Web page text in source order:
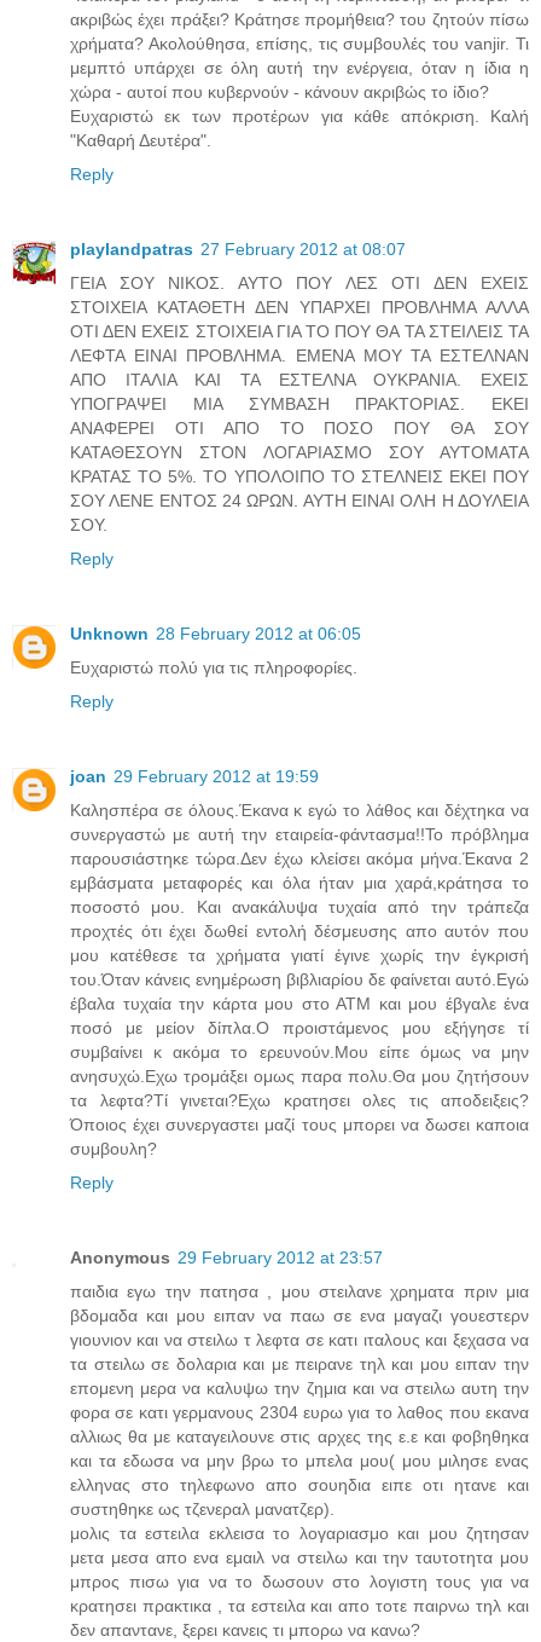
ακριβώς έχει πράξει? Κράτησε προμήθεια? του ζητούν πίσω
χρήματα? Ακολούθησα, επίσης, τις συμβουλές του vanjir. Τι
μεμπτό υπάρχει σε όλη αυτή την ενέργεια, όταν η ίδια η
χώρα - αυτοί που κυβερνούν - κάνουν ακριβώς το ίδιο?
Ευχαριστώ εκ των προτέρων για κάθε απόκριση. Καλή
"Καθαρή Δευτέρα".
Reply
playlandpatras 27 February 2012 at 08:07
ΓΕΙΑ ΣΟΥ ΝΙΚΟΣ. ΑΥΤΟ ΠΟΥ ΛΕΣ ΟΤΙ ΔΕΝ ΕΧΕΙΣ
ΣΤΟΙΧΕΙΑ ΚΑΤΑΘΕΤΗ ΔΕΝ ΥΠΑΡΧΕΙ ΠΡΟΒΛΗΜΑ ΑΛΛΑ
ΟΤΙ ΔΕΝ ΕΧΕΙΣ ΣΤΟΙΧΕΙΑ ΓΙΑ ΤΟ ΠΟΥ ΘΑ ΤΑ ΣΤΕΙΛΕΙΣ ΤΑ
ΛΕΦΤΑ ΕΙΝΑΙ ΠΡΟΒΛΗΜΑ. ΕΜΕΝΑ ΜΟΥ ΤΑ ΕΣΤΕΛΝΑΝ
ΑΠΟ ΙΤΑΛΙΑ ΚΑΙ ΤΑ ΕΣΤΕΛΝΑ ΟΥΚΡΑΝΙΑ. ΕΧΕΙΣ
ΥΠΟΓΡΑΨΕΙ ΜΙΑ ΣΥΜΒΑΣΗ ΠΡΑΚΤΟΡΙΑΣ. ΕΚΕΙ
ΑΝΑΦΕΡΕΙ ΟΤΙ ΑΠΟ ΤΟ ΠΟΣΟ ΠΟΥ ΘΑ ΣΟΥ
ΚΑΤΑΘΕΣΟΥΝ ΣΤΟΝ ΛΟΓΑΡΙΑΣΜΟ ΣΟΥ ΑΥΤΟΜΑΤΑ
ΚΡΑΤΑΣ ΤΟ 5%. ΤΟ ΥΠΟΛΟΙΠΟ ΤΟ ΣΤΕΛΝΕΙΣ ΕΚΕΙ ΠΟΥ
ΣΟΥ ΛΕΝΕ ΕΝΤΟΣ 24 ΩΡΩΝ. ΑΥΤΗ ΕΙΝΑΙ ΟΛΗ Η ΔΟΥΛΕΙΑ
ΣΟΥ.
Reply
Unknown 28 February 2012 at 06:05
Ευχαριστώ πολύ για τις πληροφορίες.
Reply
joan 29 February 2012 at 19:59
Καλησπέρα σε όλους.Έκανα κ εγώ το λάθος και δέχτηκα να
συνεργαστώ με αυτή την εταιρεία-φάντασμα!!Το πρόβλημα
παρουσιάστηκε τώρα.Δεν έχω κλείσει ακόμα μήνα.Έκανα 2
εμβάσματα μεταφορές και όλα ήταν μια χαρά,κράτησα το
ποσοστό μου. Και ανακάλυψα τυχαία από την τράπεζα
προχτές ότι έχει δωθεί εντολή δέσμευσης απο αυτόν που
μου κατέθεσε τα χρήματα γιατί έγινε χωρίς την έγκρισή
του.Όταν κάνεις ενημέρωση βιβλιαρίου δε φαίνεται αυτό.Εγώ
έβαλα τυχαία την κάρτα μου στο ΑΤΜ και μου έβγαλε ένα
ποσό με μείον δίπλα.Ο προιστάμενος μου εξήγησε τί
συμβαίνει κ ακόμα το ερευνούν.Μου είπε όμως να μην
ανησυχώ.Εχω τρομάξει ομως παρα πολυ.Θα μου ζητήσουν
τα λεφτα?Τί γινεται?Εχω κρατησει ολες τις αποδειξεις?
Όποιος έχει συνεργαστει μαζί τους μπορει να δωσει καποια
συμβουλη?
Reply
Anonymous 29 February 2012 at 23:57
παιδια εγω την πατησα , μου στειλανε χρηματα πριν μια
βδομαδα και μου ειπαν να παω σε ενα μαγαζι γουεστερν
γιουνιον και να στειλω τ λεφτα σε κατι ιταλους και ξεχασα να
τα στειλω σε δολαρια και με πειρανε τηλ και μου ειπαν την
επομενη μερα να καλυψω την ζημια και να στειλω αυτη την
φορα σε κατι γερμανους 2304 ευρω για το λαθος που εκανα
αλλιως θα με καταγειλουνε στις αρχες της ε.ε και φοβηθηκα
και τα εδωσα να μην βρω το μπελα μου( μου μιλησε ενας
ελληνας στο τηλεφωνο απο σουηδια ειπε οτι ητανε και
συστηθηκε ως τζενεραλ μανατζερ).
μολις τα εστειλα εκλεισα το λογαριασμο και μου ζητησαν
μετα μεσα απο ενα εμαιλ να στειλω και την ταυτοτητα μου
μπρος πισω για να το δωσουν στο λογιστη τους για να
κρατησει πρακτικα , τα εστειλα και απο τοτε παιρνω τηλ και
δεν απαντανε, ξερει κανεις τι μπορω να κανω?